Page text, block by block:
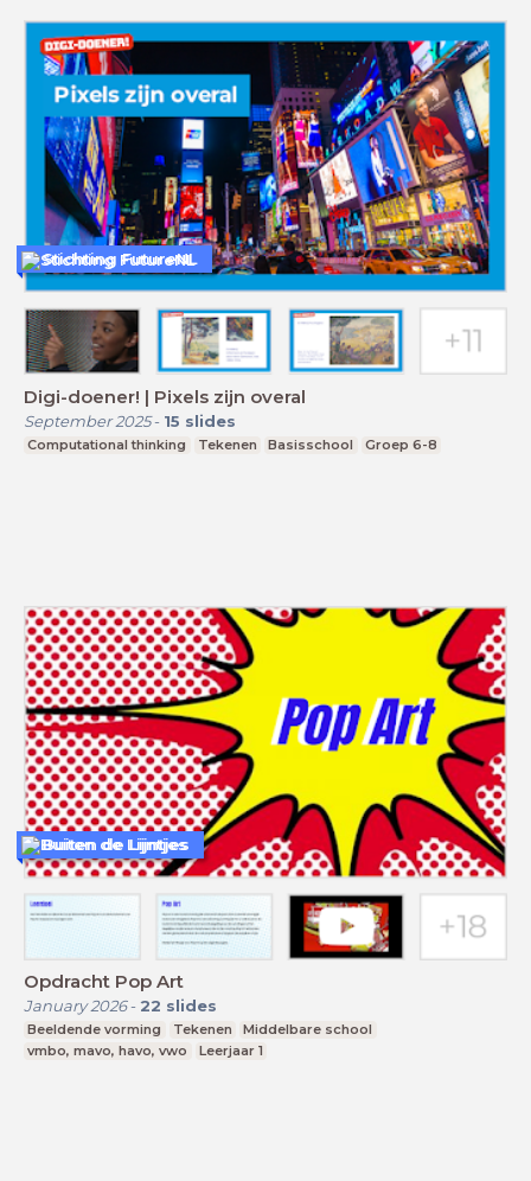
Digi-doener! | Pixels zijn overal
September 2025- 15 slides
Computational thinking Tekenen Basisschool Groep 6-8
Stichting FutureNL
Opdracht Pop Art
January 2026- 22 slides
Beeldende vorming Tekenen
Middelbare school
vmbo, mavo, havo, vwo
Leerjaar 1
Buiten de Lijntjes